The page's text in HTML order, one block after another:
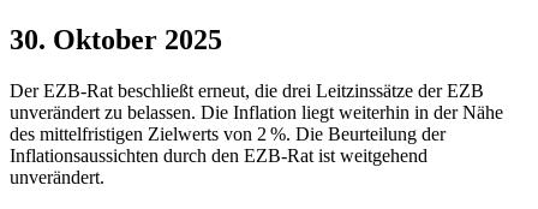
30. Oktober 2025
DerEZB-Rat beschließt erneut, die drei Leitzinssätze derEZB
unverändert zu belassen. Die Inflation liegt weiterhin in der Nähe
des mittelfristigen Zielwerts von 2 %. Die Beurteilung der
Inflationsaussichten durch den EZB-Rat ist weitgehend
unverändert.